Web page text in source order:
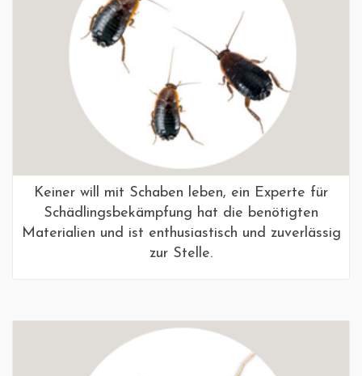
Keiner will mit Schaben leben, ein Experte für
Schädlingsbekämpfung hat die benötigten
Materialien und ist enthusiastisch und zuverlässig
zur Stelle.